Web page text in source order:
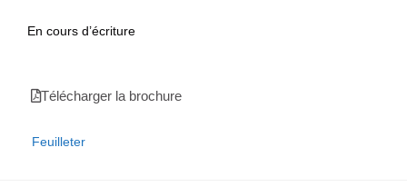
En cours d’écriture
Télécharger la brochure
Feuilleter